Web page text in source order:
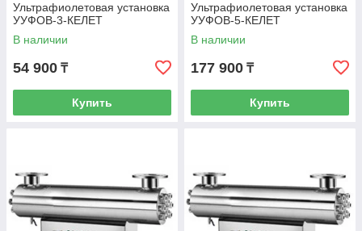
Ультрафиолетовая установка
УУФОВ-3-КЕЛЕТ
В наличии
54 900 ₸
Купить
Ультрафиолетовая установка
УУФОВ-5-КЕЛЕТ
В наличии
177 900 ₸
Купить